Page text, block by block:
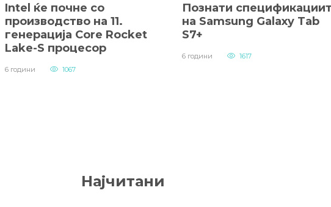
Intel ќе почне со
производство на 11.
генерација Core Rocket
Lake-S процесор
6 години 1067
Познати
на Samsung Galaxy Tab
S7+
6 години 1617
Најчитани